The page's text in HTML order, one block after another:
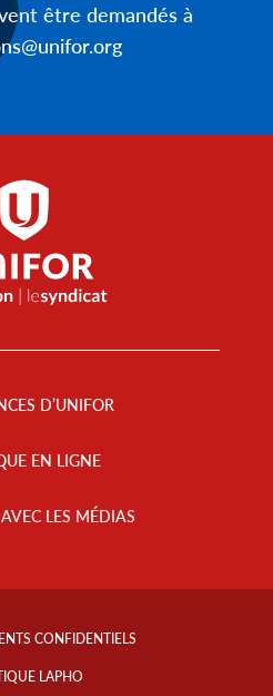
être demandés à
D’UNIFOR
EN LIGNE
LES MÉDIAS
CONFIDENTIELS
LAPHO